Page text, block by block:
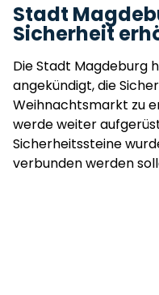
Stadt
Sicherheit
Die Stadt Magdeburg
angekündigt, die
Weihnachtsmarkt zu
werde weiter
Sicherheitssteine
verbunden werden